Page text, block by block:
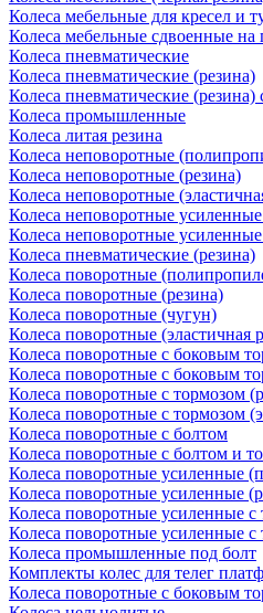
Колеса мебельные для кресел и
Колеса мебельные сдвоенные на
Колеса пневматические
Колеса пневматические (резина)
Колеса пневматические
Колеса промышленные
Колеса литая резина
Колеса неповоротные
Колеса неповоротные (резина)
Колеса неповоротные
Колеса неповоротные
Колеса неповоротные
Колеса пневматические (резина)
Колеса поворотные
Колеса поворотные (резина)
Колеса поворотные (чугун)
Колеса поворотные (эластичная
Колеса поворотные c боковым
Колеса поворотные c боковым
Колеса поворотные c тормозом
Колеса поворотные c тормозом
Колеса поворотные с болтом
Колеса поворотные с болтом и
Колеса поворотные усиленные
Колеса поворотные усиленные
Колеса поворотные усиленные с
Колеса поворотные усиленные с
Колеса промышленные под болт
Комплекты колес для телег
Колеса поворотные c боковым